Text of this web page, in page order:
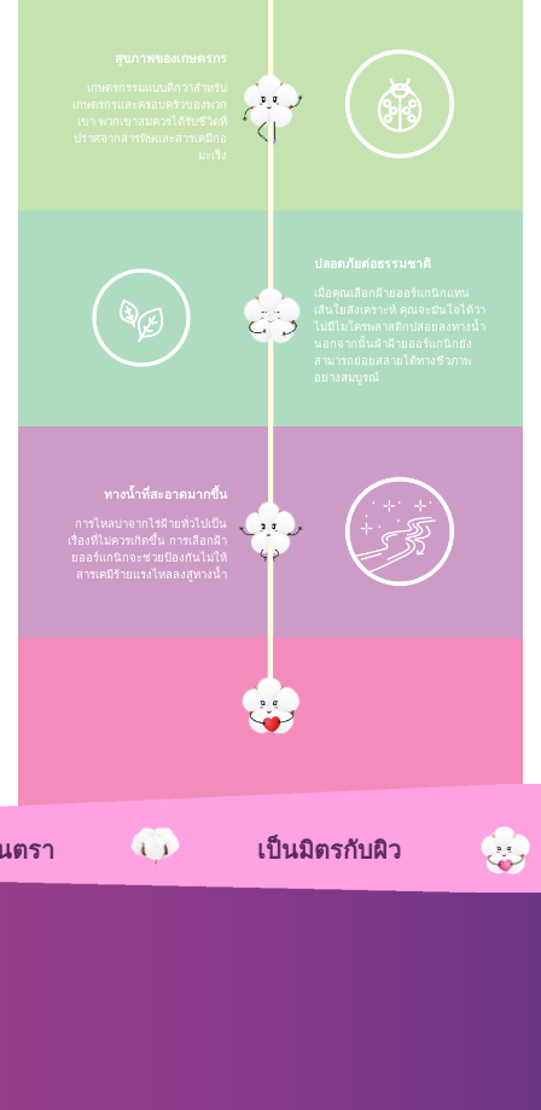
สุขภาพของเกษตรกร
เกษตรกรรมแบบดีกว่าสำหรับ
เกษตรกรและครอบครัวของพวก
เขา พวกเขาสมควรได้รับชีวิตที่
ปราศจากสารพิษและสารเคมีก่อ
มะเร็ง
ปลอดภัยต่อธรรมชาติ
เมื่อคุณเลือกฝ้ายออร์แกนิกแทน
เส้นใยสังเคราะห์ คุณจะมั่นใจได้ว่า
ไม่มีไมโครพลาสติกปล่อยลงทางน้ำ
นอกจากนั้นผ้าฝ้ายออร์แกนิกยัง
สามารถย่อยสลายได้ทางชีวภาพ
อย่างสมบูรณ์
ทางน้ำที่สะอาดมากขึ้น
การไหลบ่าจากไร่ฝ้ายทั่วไปเป็น
เรื่องที่ไม่ควรเกิดขึ้น การเลือกฝ้า
ยออร์แกนิกจะช่วยป้องกันไม่ให้
สารเคมีร้ายแรงไหลลงสู่ทางน้ำ
รา เป็นมิตรกับผิว